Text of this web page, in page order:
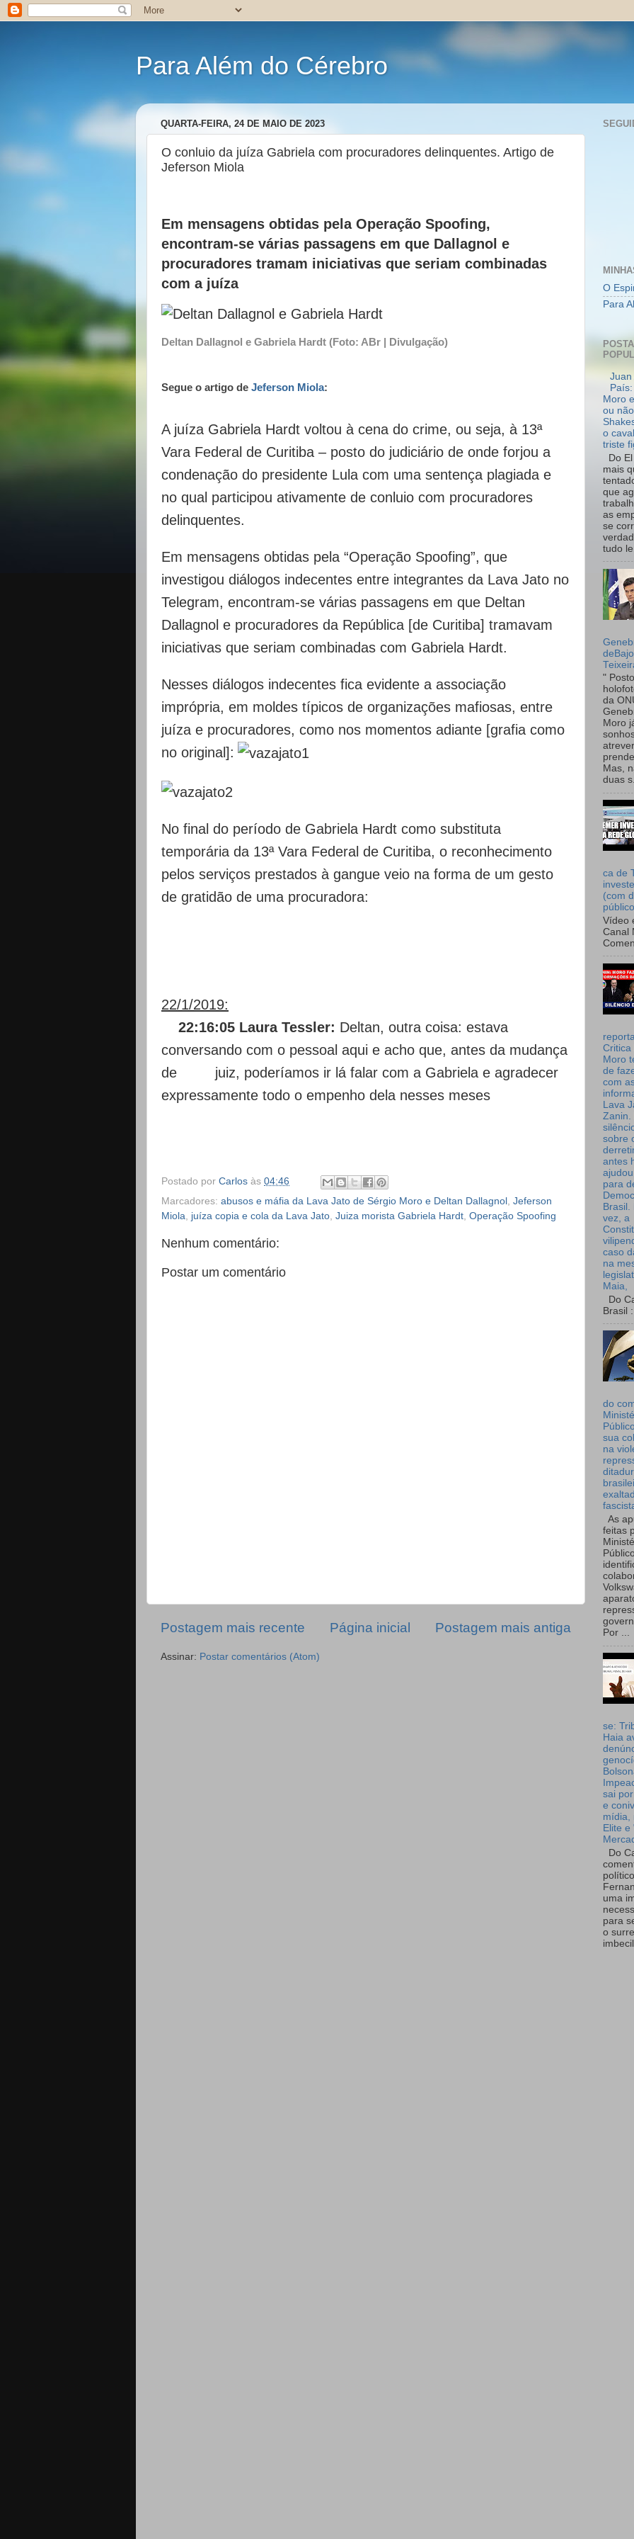
Para Além do Cérebro
QUARTA-FEIRA, 24 DE MAIO DE 2023
O conluio da juíza Gabriela com procuradores delinquentes. Artigo de
Jeferson Miola
Em mensagens obtidas pela Operação Spoofing,
encontram-se várias passagens em que Dallagnol e
procuradores tramam iniciativas que seriam combinadas
com a juíza
Deltan Dallagnol e Gabriela Hardt (Foto: ABr | Divulgação)
Segue o artigo de Jeferson Miola:
A juíza Gabriela Hardt voltou à cena do crime, ou seja, à 13ª
Vara Federal de Curitiba – posto do judiciário de onde forjou a
condenação do presidente Lula com uma sentença plagiada e
no qual participou ativamente de conluio com procuradores
delinquentes.
Em mensagens obtidas pela “Operação Spoofing”, que
investigou diálogos indecentes entre integrantes da Lava Jato no
Telegram, encontram-se várias passagens em que Deltan
Dallagnol e procuradores da República [de Curitiba] tramavam
iniciativas que seriam combinadas com Gabriela Hardt.
Nesses diálogos indecentes fica evidente a associação
imprópria, em moldes típicos de organizações mafiosas, entre
juíza e procuradores, como nos momentos adiante [grafia como
no original]:
No final do período de Gabriela Hardt como substituta
temporária da 13ª Vara Federal de Curitiba, o reconhecimento
pelos serviços prestados à gangue veio na forma de um gesto
de gratidão de uma procuradora:
22/1/2019:
22:16:05 Laura Tessler: Deltan, outra coisa: estava
conversando com o pessoal aqui e acho que, antes da mudança
de juiz, poderíamos ir lá falar com a Gabriela e agradecer
expressamente todo o empenho dela nesses meses
Postado por Carlos às 04:46
Marcadores: abusos e máfia da Lava Jato de Sérgio Moro e Deltan Dallagnol Jeferson
Miola
juíza copia e cola da Lava Jato Juiza morista Gabriela Hardt Operação Spoofing
Nenhum comentário:
Postar um comentário
Postagem mais recente Postagem mais antiga
Página inicial
Assinar: Postar comentários (Atom)
O
Para
Juan
Moro
ou
o
triste
Do
mais
que
as
se
tudo
"
da
Moro
Mas,
duas
ca de
(com
Vídeo
Canal
Critica
Moro
de
com
Lava
Zanin.
sobre
antes
para
Brasil.
vez, a
caso
na
Maia,
Do
Brasil :
do
sua
na
As
feitas
Por ...
se:
Haia
sai
e
mídia,
Elite e
Do
uma
para
o